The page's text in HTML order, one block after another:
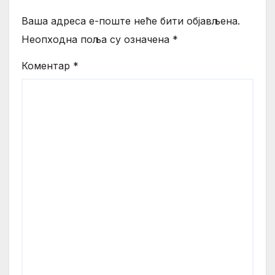
Ваша адреса е-поште неће бити објављена.
Неопходна поља су означена *
Коментар *